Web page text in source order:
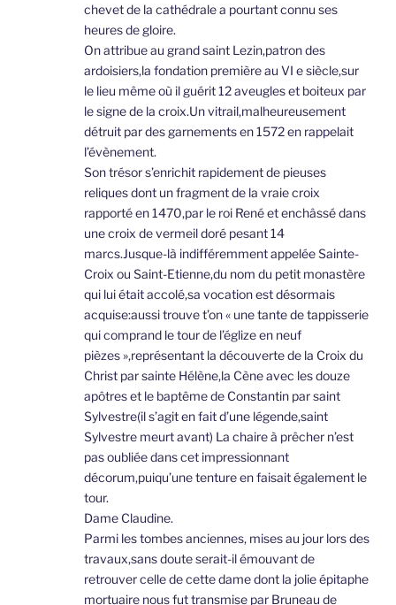
chevet de la cathédrale a pourtant connu ses
heures de gloire.
On attribue au grand saint Lezin,patron des
ardoisiers,la fondation première au VI e siècle,sur
le lieu même où il guérit 12 aveugles et boiteux par
le signe de la croix.Un vitrail,malheureusement
détruit par des garnements en 1572 en rappelait
l’évènement.
Son trésor s’enrichit rapidement de pieuses
reliques dont un fragment de la vraie croix
rapporté en 1470,par le roi René et enchâssé dans
une croix de vermeil doré pesant 14
marcs.Jusque-là indifféremment appelée Sainte-
Croix ou Saint-Etienne,du nom du petit monastère
qui lui était accolé,sa vocation est désormais
acquise:aussi trouve t’on « une tante de tappisserie
qui comprand le tour de l’églize en neuf
pièzes »,représentant la découverte de la Croix du
Christ par sainte Hélène,la Cène avec les douze
apôtres et le baptême de Constantin par saint
Sylvestre(il s’agit en fait d’une légende,saint
Sylvestre meurt avant) La chaire à prêcher n’est
pas oubliée dans cet impressionnant
décorum,puiqu’une tenture en faisait également le
tour.
Dame Claudine.
Parmi les tombes anciennes, mises au jour lors des
travaux,sans doute serait-il émouvant de
retrouver celle de cette dame dont la jolie épitaphe
mortuaire nous fut transmise par Bruneau de